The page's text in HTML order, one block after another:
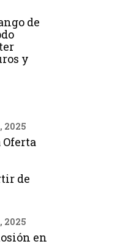
de
y
2025
Oferta
de
2025
en